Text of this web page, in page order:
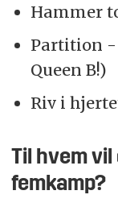
Hammer
Partition -
Queen B!)
Riv i
Til hvem
femkamp?